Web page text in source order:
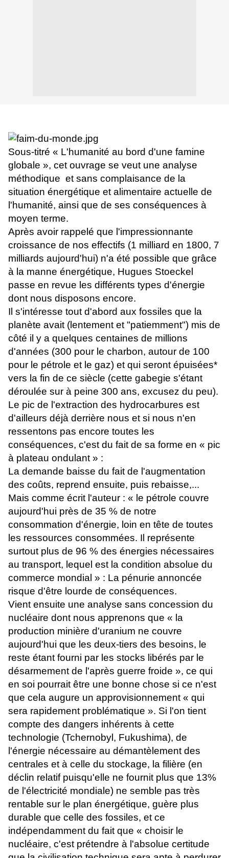
Sous-titré « L'humanité au bord d'une famine
globale », cet ouvrage se veut une analyse
méthodique et sans complaisance de la
situation énergétique et alimentaire actuelle de
l'humanité, ainsi que de ses conséquences à
moyen terme.
Après avoir rappelé que l'impressionnante
croissance de nos effectifs (1 milliard en 1800, 7
milliards aujourd'hui) n'a été possible que grâce
à la manne énergétique, Hugues Stoeckel
passe en revue les différents types d'énergie
dont nous disposons encore.
Il s'intéresse tout d'abord aux fossiles que la
planète avait (lentement et "patiemment") mis de
côté il y a quelques centaines de millions
d'années (300 pour le charbon, autour de 100
pour le pétrole et le gaz) et qui seront épuisées*
vers la fin de ce siècle (cette gabegie s'étant
déroulée sur à peine 300 ans, excusez du peu).
Le pic de l'extraction des hydrocarbures est
d'ailleurs déjà derrière nous et si nous n'en
ressentons pas encore toutes les
conséquences, c'est du fait de sa forme en « pic
à plateau ondulant » :
La demande baisse du fait de l'augmentation
des coûts, reprend ensuite, puis rebaisse,...
Mais comme écrit l'auteur : « le pétrole couvre
aujourd'hui près de 35 % de notre
consommation d'énergie, loin en tête de toutes
les ressources consommées. Il représente
surtout plus de 96 % des énergies nécessaires
au transport, lequel est la condition absolue du
commerce mondial » : La pénurie annoncée
risque d'être lourde de conséquences.
Vient ensuite une analyse sans concession du
nucléaire dont nous apprenons que « la
production minière d'uranium ne couvre
aujourd'hui que les deux-tiers des besoins, le
reste étant fourni par les stocks libérés par le
désarmement de l'après guerre froide », ce qui
en soi pourrait être une bonne chose si ce n'est
que cela augure un approvisionnement « qui
sera rapidement problématique ». Si l'on tient
compte des dangers inhérents à cette
technologie (Tchernobyl, Fukushima), de
l'énergie nécessaire au démantèlement des
centrales et à celle du stockage, la filière (en
déclin relatif puisqu'elle ne fournit plus que 13%
de l'électricité mondiale) ne semble pas très
rentable sur le plan énergétique, guère plus
durable que celle des fossiles, et ce
indépendamment du fait que « choisir le
nucléaire, c'est prétendre à l'absolue certitude